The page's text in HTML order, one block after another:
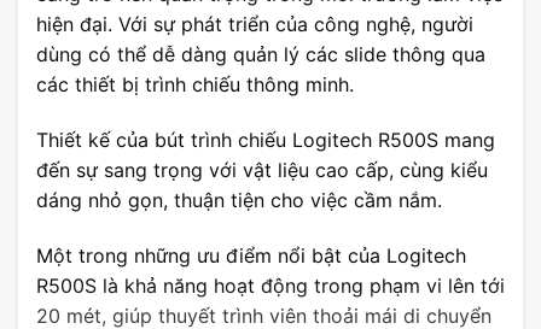
hiện đại. Với sự phát triển của công nghệ, người
dùng có thể dễ dàng quản lý các slide thông qua
các thiết bị trình chiếu thông minh.
Thiết kế của bút trình chiếu Logitech R500S mang
đến sự sang trọng với vật liệu cao cấp, cùng kiểu
dáng nhỏ gọn, thuận tiện cho việc cầm nắm.
Một trong những ưu điểm nổi bật của Logitech
R500S là khả năng hoạt động trong phạm vi lên tới
20 mét, giúp thuyết trình viên thoải mái di chuyển